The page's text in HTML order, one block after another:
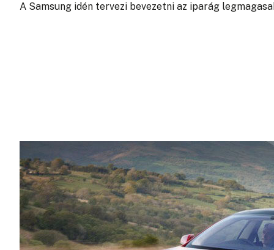
A Samsung idén tervezi bevezetni az iparág